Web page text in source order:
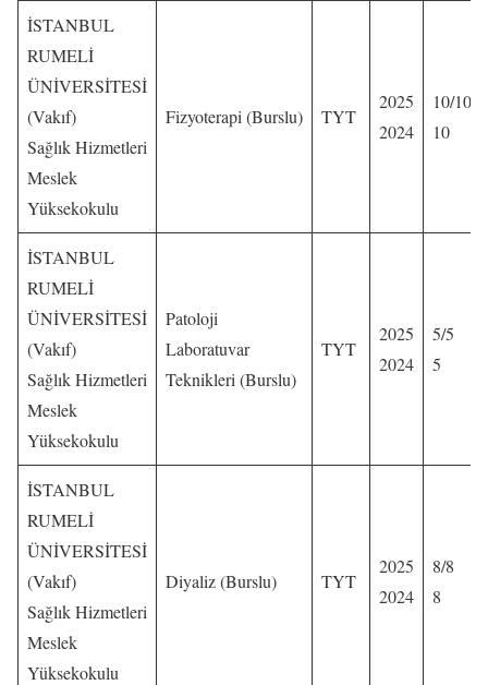
İSTANBUL
RUMELİ
ÜNİVERSİTESİ
(Vakıf)
Sağlık Hizmetleri
Meslek
Yüksekokulu
Fizyoterapi (Burslu) TYT
2025
2024
10/10
10
İSTANBUL
RUMELİ
ÜNİVERSİTESİ
(Vakıf)
Sağlık Hizmetleri
Meslek
Yüksekokulu
Patoloji
Laboratuvar
Teknikleri (Burslu)
TYT
2025
2024
5/5
5
İSTANBUL
RUMELİ
ÜNİVERSİTESİ
(Vakıf)
Sağlık Hizmetleri
Meslek
Yüksekokulu
Diyaliz (Burslu) TYT
2025
2024
8/8
8